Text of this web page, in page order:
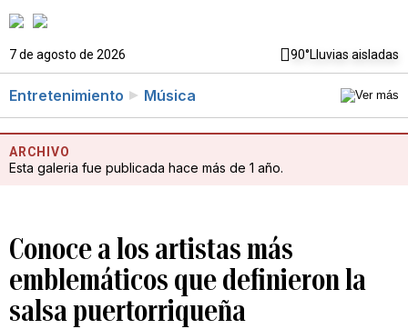
7 de agosto de 2026 90°Lluvias aisladas
Entretenimiento Música
ARCHIVO
Esta galeria fue publicada hace más de 1 año.
Conoce a los artistas más
emblemáticos que definieron la
salsa puertorriqueña